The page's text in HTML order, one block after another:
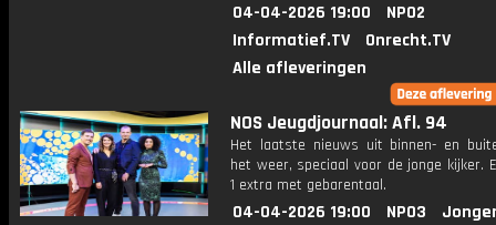
04-04-2026 19:00
NPO2
Informatief.TV
Onrecht.TV
Alle afleveringen
NOS Jeugdjournaal: Afl. 94
Het laatste nieuws uit binnen- en
het weer, speciaal voor de jonge kijker.
1 extra met gebarentaal.
04-04-2026 19:00 NPO3